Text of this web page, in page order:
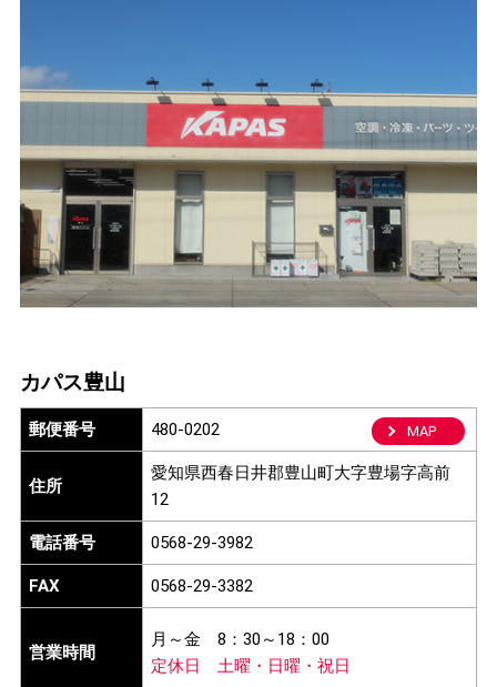
カパス豊山
郵便番号 480-0202 MAP
住所
愛知県西春日井郡豊山町大字豊場字高前
12
電話番号 0568-29-3982
FAX 0568-29-3382
営業時間
月～金
8：30～18：00
定休日
土曜・日曜・祝日